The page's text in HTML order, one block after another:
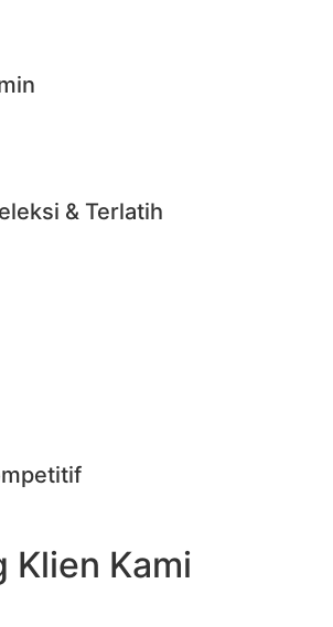
& Terlatih
Klien Kami